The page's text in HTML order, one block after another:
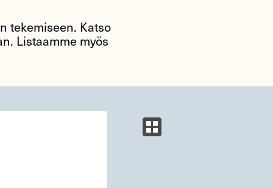
tekemiseen. Katso
Listaamme myös